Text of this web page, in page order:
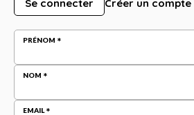
Se connecter Créer un compte
PRÉNOM
NOM
EMAIL